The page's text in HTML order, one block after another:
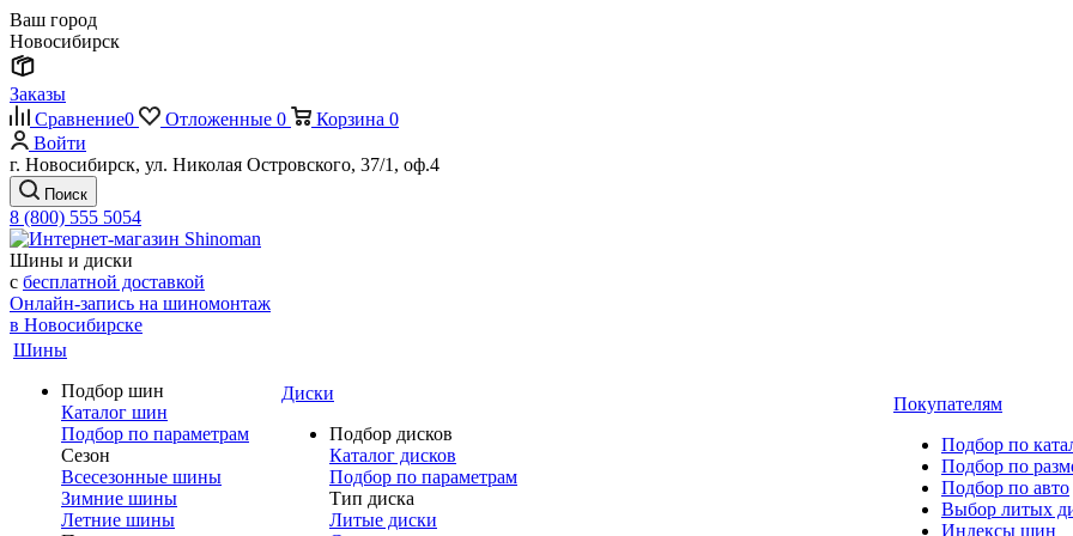
Ваш город
Новосибирск
Заказы
Сравнение0 Отложенные 0 Корзина 0
Войти
г. Новосибирск, ул. Николая Островского, 37/1, оф.4
Поиск
8 (800) 555 5054
Шины и диски
с бесплатной доставкой
Онлайн-запись на шиномонтаж
в Новосибирске
Шины
Подбор шин
Каталог шин
Подбор по параметрам
Сезон
Всесезонные шины
Зимние шины
Летние шины
Диски
Подбор дисков
Каталог дисков
Подбор по параметрам
Тип диска
Литые диски
Покупателям
Подбор по
Подбор по
Подбор по авто
Выбор литых
Индексы шин